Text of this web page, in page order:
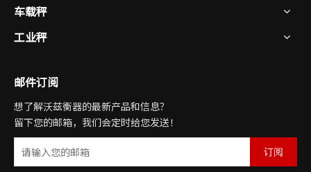
车载秤
工业秤
邮件订阅
想了解沃兹衡器的最新产品和信息？
留下您的邮箱，我们会定时给您发送！
订阅